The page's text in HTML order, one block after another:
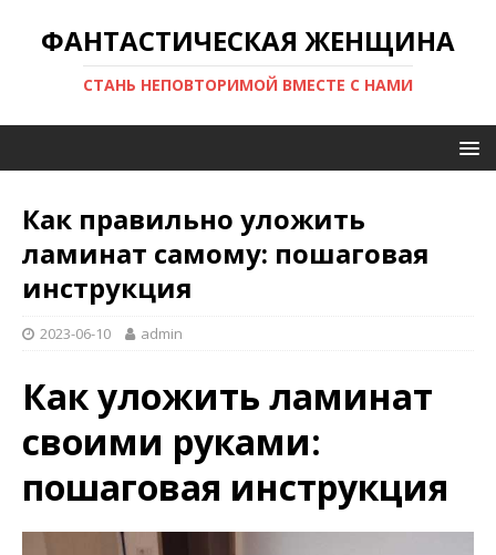
ФАНТАСТИЧЕСКАЯ ЖЕНЩИНА
СТАНЬ НЕПОВТОРИМОЙ ВМЕСТЕ С НАМИ
Как правильно уложить
ламинат самому: пошаговая
инструкция
2023-06-10 admin
Как уложить ламинат
своими руками:
пошаговая инструкция